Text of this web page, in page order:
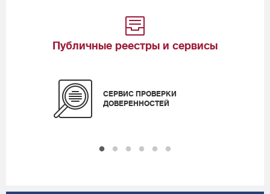
Публичные реестры и сервисы
СЕРВИС ПРОВЕРКИ
ДОВЕРЕННОСТЕЙ